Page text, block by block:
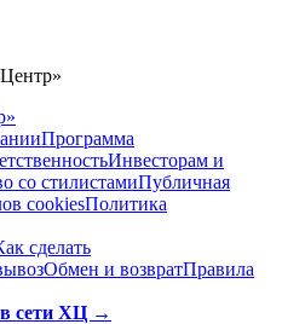
Программа
Инвесторам и
со стилистамиПубличная
cookiesПолитика
сделать
Обмен и возвратПравила
сети ХЦ →